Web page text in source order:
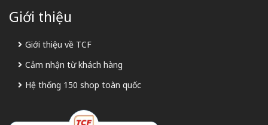
Giới thiệu
Giới thiệu về TCF
Cảm nhận từ khách hàng
Hệ thống 150 shop toàn quốc